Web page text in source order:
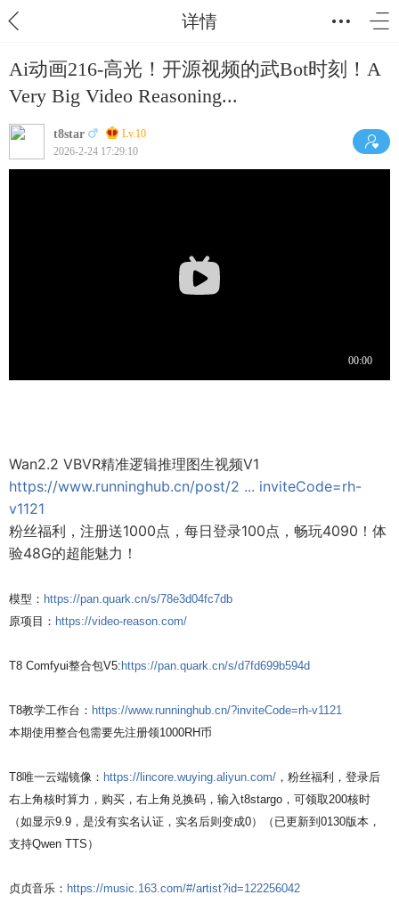
详情
Ai动画216-高光！开源视频的武Bot时刻！A
Very Big Video Reasoning...
t8star
Lv.10
2026-2-24 17:29:10
Wan2.2 VBVR精准逻辑推理图生视频V1
https://www.runninghub.cn/post/2 ... inviteCode=rh-
v1121
粉丝福利，注册送1000点，每日登录100点，畅玩4090！体
验48G的超能魅力！
模型： https://pan.quark.cn/s/78e3d04fc7db
原项目： https://video-reason.com/
T8 Comfyui整合包V5: https://pan.quark.cn/s/d7fd699b594d
T8教学工作台： https://www.runninghub.cn/?inviteCode=rh-v1121
本期使用整合包需要先注册领1000RH币
T8唯一云端镜像： https://lincore.wuying.aliyun.com/ ，粉丝福利，登录后
右上角核时算力，购买，右上角兑换码，输入t8stargo，可领取200核时
（如显示9.9，是没有实名认证，实名后则变成0）（已更新到0130版本，
支持Qwen TTS）
贞贞音乐： https://music.163.com/#/artist?id=122256042